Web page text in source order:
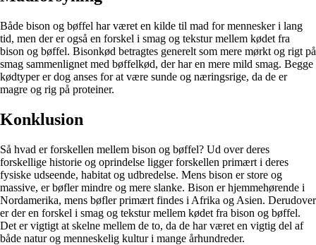
Både bison og bøffel har været en kilde til mad for mennesker i lang
tid, men der er også en forskel i smag og tekstur mellem kødet fra
bison og bøffel. Bisonkød betragtes generelt som mere mørkt og rigt på
smag sammenlignet med bøffelkød, der har en mere mild smag. Begge
kødtyper er dog anses for at være sunde og næringsrige, da de er
magre og rig på proteiner.
Konklusion
Så hvad er forskellen mellem bison og bøffel? Ud over deres
forskellige historie og oprindelse ligger forskellen primært i deres
fysiske udseende, habitat og udbredelse. Mens bison er store og
massive, er bøfler mindre og mere slanke. Bison er hjemmehørende i
Nordamerika, mens bøfler primært findes i Afrika og Asien. Derudover
er der en forskel i smag og tekstur mellem kødet fra bison og bøffel.
Det er vigtigt at skelne mellem de to, da de har været en vigtig del af
både natur og menneskelig kultur i mange århundreder.